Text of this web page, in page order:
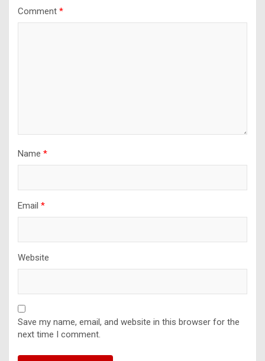
Comment *
Name *
Email *
Website
Save my name, email, and website in this browser for the
next time I comment.